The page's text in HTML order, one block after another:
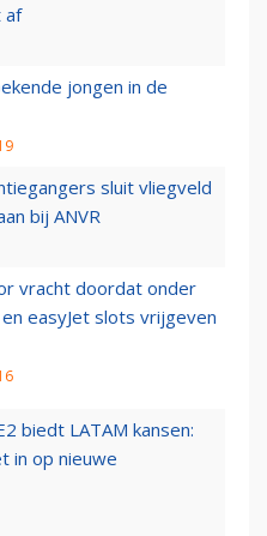
af
jongen in de
sluit vliegveld
bij ANVR
vracht doordat onder
easyJet slots vrijgeven
biedt LATAM kansen:
in op nieuwe